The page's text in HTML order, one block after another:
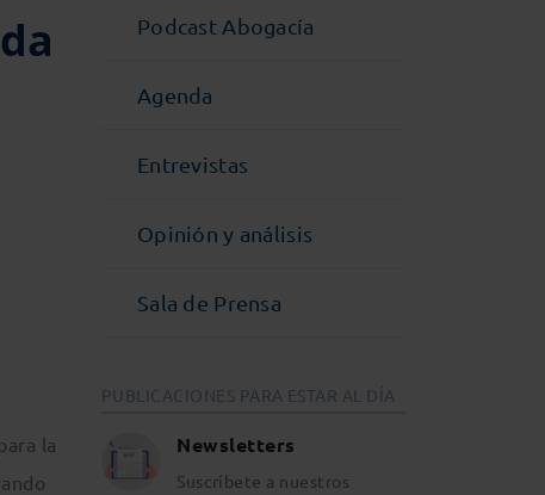
la
Podcast Abogacía
Agenda
Entrevistas
Opinión y análisis
Sala de Prensa
PUBLICACIONES PARA ESTAR AL DÍA
Newsletters
Suscríbete a nuestros